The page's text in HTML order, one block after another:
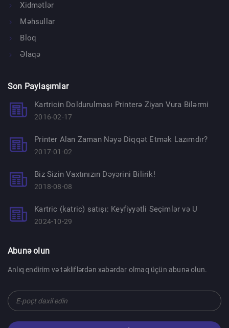
Xidmətlər
Məhsullar
Bloq
Əlaqə
Son Paylaşımlar
Kartricin Doldurulması Printerə Ziyan Vura Bilərmi
2016-02-17
Printer Alan Zaman Nəyə Diqqət Etmək Lazımdır?
2017-01-02
Biz Sizin Vaxtınızın Dəyərini Bilirik!
2018-08-08
Kartric (katric) satışı: Keyfiyyətli Seçimlər və U
2024-10-29
Abunə olun
Anlıq endirim və təkliflərdən xəbərdar olmaq üçün abunə olun.